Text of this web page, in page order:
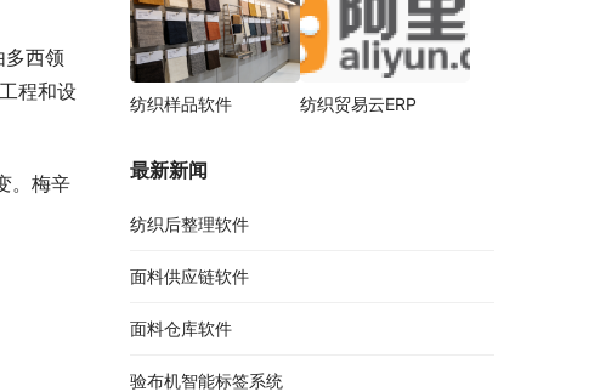
西领
程和设
。梅辛
纺织样品软件 纺织贸易云ERP
最新新闻
纺织后整理软件
面料供应链软件
面料仓库软件
验布机智能标签系统